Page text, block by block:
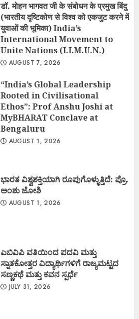
डॉ. मोहन भागवत जी के संबोधन के प्रमुख बिंदु
(भारतीय दृष्टिकोण से विश्व को एकजुट करने में
युवाओं की भूमिका) India’s
International Movement to
Unite Nations (I.I.M.U.N.)
AUGUST 7, 2026
“India’s Global Leadership
Rooted in Civilisational
Ethos”: Prof Anshu Joshi at
MyBHARAT Conclave at
Bengaluru
AUGUST 1, 2026
ಭಾರತ ವಿಶ್ವಶಕ್ತಿಯಾಗಿ ರೂಪುಗೊಳ್ಳುತ್ತಿದೆ: ಪ್ರೊ.
ಅಂಶು ಜೋಶಿ
AUGUST 1, 2026
ಎಬಿವಿಪಿ ವತಿಯಿಂದ ಪದವಿ ಮತ್ತು
ಸ್ನಾತಕೋತ್ತರ ವಿದ್ಯಾರ್ಥಿಗಳಿಗೆ ರಾಜ್ಯಮಟ್ಟದ
ಸಣ್ಣಕಥೆ ಮತ್ತು ಕವನ ಸ್ಪರ್ಧೆ
JULY 31, 2026